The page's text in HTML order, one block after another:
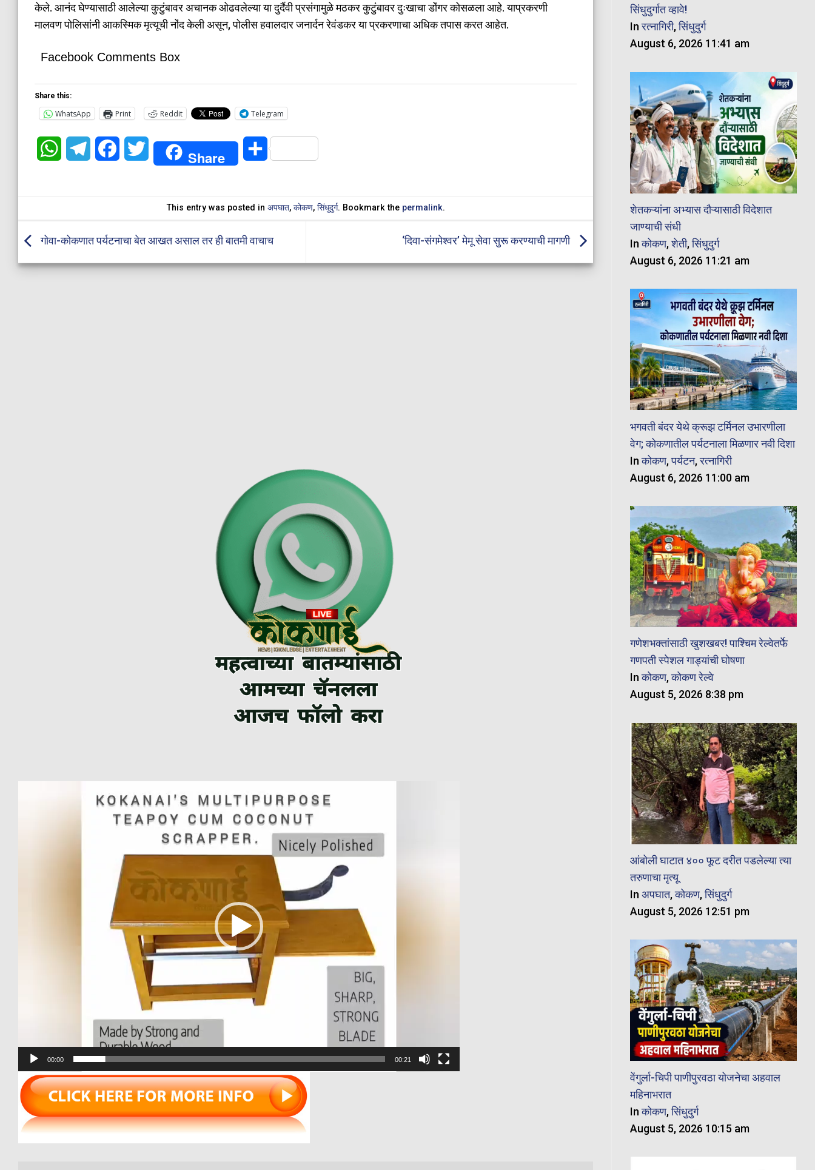
केले. आनंद घेण्यासाठी आलेल्या कुटुंबावर अचानक ओढवलेल्या या दुर्दैवी प्रसंगामुळे मठकर कुटुंबावर दुःखाचा डोंगर कोसळला आहे. याप्रकरणी
मालवण पोलिसांनी आकस्मिक मृत्यूची नोंद केली असून, पोलीस हवालदार जनार्दन रेवंडकर या प्रकरणाचा अधिक तपास करत आहेत.
Facebook Comments Box
Share this:
WhatsApp Print Reddit Telegram
WhatsAppTelegramFacebookTwitter Share Share
This entry was posted in अपघात, कोकण, सिंधुदुर्ग. Bookmark the permalink.
गोवा-कोकणात पर्यटनाचा बेत आखत असाल तर ही बातमी वाचाच ‘दिवा-संगमेश्वर’ मेमू सेवा सुरू करण्याची मागणी
00:00 00:21
सिंधुदुर्गात व्हावे!
Inरत्नागिरी,सिंधुदुर्ग
August 6, 2026 11:41 am
शेतकऱ्यांना अभ्यास दौऱ्यासाठी विदेशात
जाण्याची संधी
Inकोकण,शेती,सिंधुदुर्ग
August 6, 2026 11:21 am
भगवती बंदर येथे क्रूझ टर्मिनल उभारणीला
वेग; कोकणातील पर्यटनाला मिळणार नवी दिशा
Inकोकण,पर्यटन,रत्नागिरी
August 6, 2026 11:00 am
गणेशभक्तांसाठी खुशखबर! पाश्चिम रेल्वेतर्फे
गणपती स्पेशल गाड्यांची घोषणा
Inकोकण,कोकण रेल्वे
August 5, 2026 8:38 pm
आंबोली घाटात ४०० फूट दरीत पडलेल्या त्या
तरुणाचा मृत्यू
In अपघात,कोकण,सिंधुदुर्ग
August 5, 2026 12:51 pm
वेंगुर्ला-चिपी पाणीपुरवठा योजनेचा अहवाल
महिनाभरात
Inकोकण,सिंधुदुर्ग
August 5, 2026 10:15 am